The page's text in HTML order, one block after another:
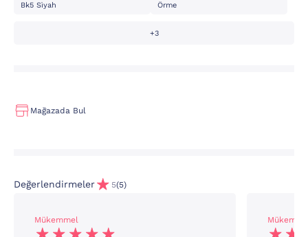
Bk5 Si̇yah
Örme
+3
Mağazada Bul
Değerlendirmeler 5(5)
Mükemmel